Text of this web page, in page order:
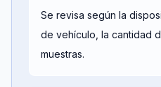
Se revisa según la
de vehículo, la cantidad
muestras.